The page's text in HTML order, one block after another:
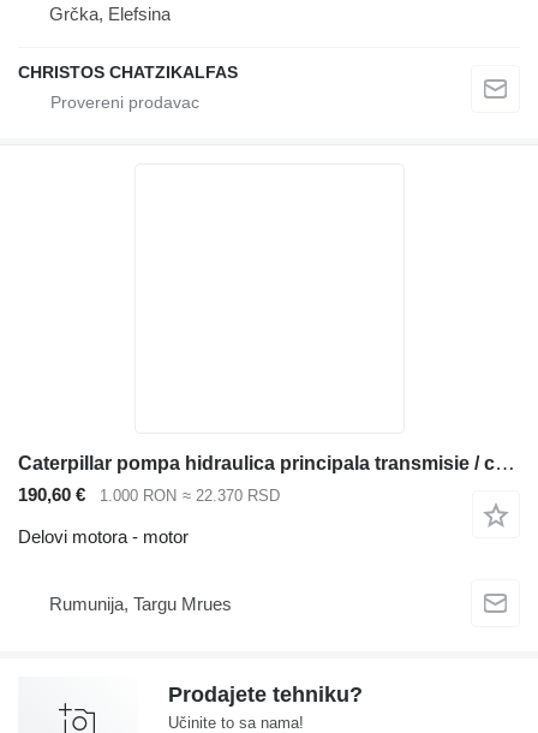
Grčka, Elefsina
CHRISTOS CHATZIKALFAS
Caterpillar pompa hidraulica principala transmisie / cutie de viteze motor za Caterpillar 320 323 325 330 336 bagera
190,60 € 1.000 RON ≈ 22.370 RSD
Delovi motora - motor
Rumunija, Targu Mrues
Prodajete tehniku?
Učinite to sa nama!